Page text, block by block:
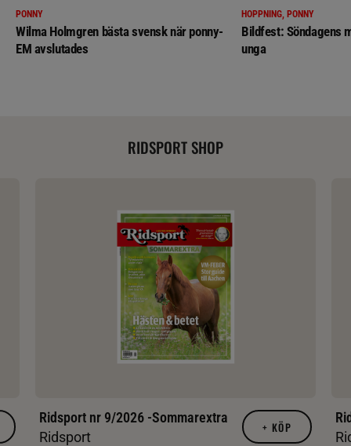
PONNY
Wilma Holmgren bästa svensk när ponny-
EM avslutades
HOPPNING, PONNY
Bildfest: Söndagens
unga
RIDSPORT SHOP
Ridsport nr 9/2026 -Sommarextra
Ridsport
+ KÖP